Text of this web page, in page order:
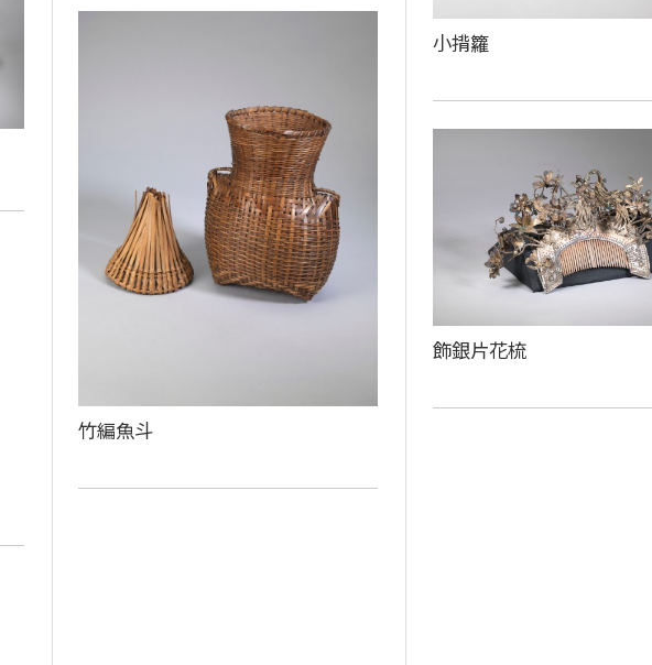
小揹籮
竹編魚斗
飾銀片花梳